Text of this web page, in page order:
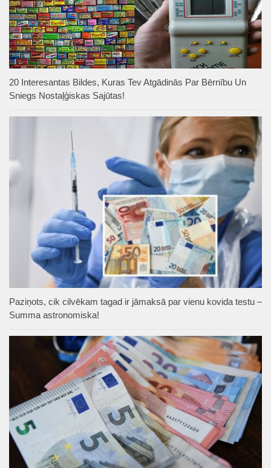
20 Interesantas Bildes, Kuras Tev Atgādinās Par Bērnību Un
Sniegs Nostaļģiskas Sajūtas!
Paziņots, cik cilvēkam tagad ir jāmaksā par vienu kovida testu –
Summa astronomiska!